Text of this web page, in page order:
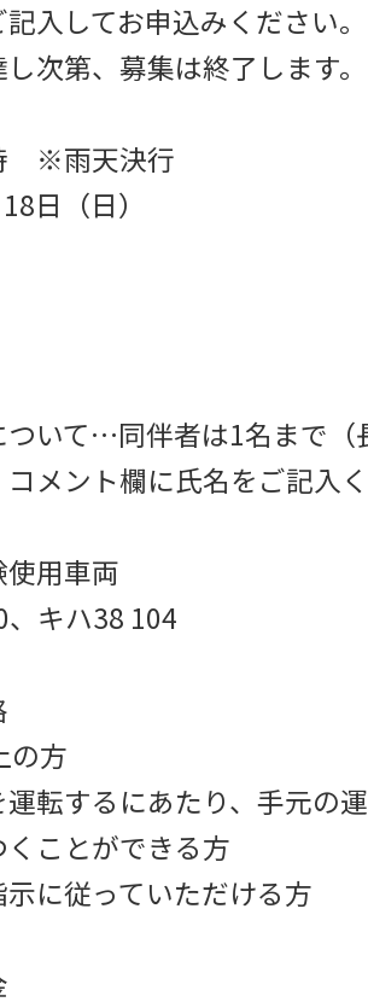
入してお申込みください。
次第、募集は終了します。
※雨天決行
日（日）
いて…同伴者は1名まで（
メント欄に氏名をご記入
用車両
、キハ38 104
の方
運転するにあたり、手元の
ことができる方
示に従っていただける方